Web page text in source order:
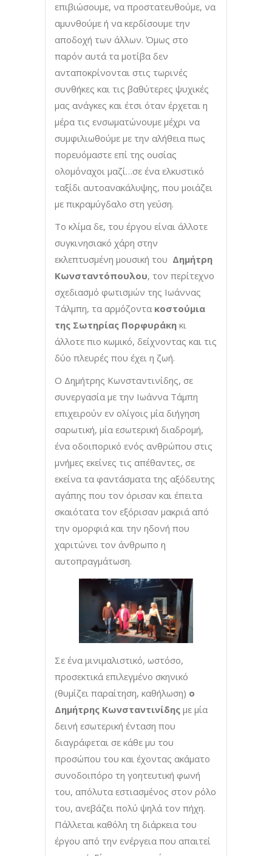
επιβιώσουμε, να προστατευθούμε, να
αμυνθούμε ή να κερδίσουμε την
αποδοχή των άλλων. Όμως στο
παρόν αυτά τα μοτίβα δεν
ανταποκρίνονται στις τωρινές
συνθήκες και τις βαθύτερες ψυχικές
μας ανάγκες και έτσι όταν έρχεται η
μέρα τις ενσωματώνουμε μέχρι να
συμφιλιωθούμε με την αλήθεια πως
πορευόμαστε επί της ουσίας
ολομόναχοι μαζί…σε ένα ελκυστικό
ταξίδι αυτοανακάλυψης, που μοιάζει
με πικραμύγδαλο στη γεύση.
Το κλίμα δε, του έργου είναι άλλοτε
συγκινησιακό χάρη στην
εκλεπτυσμένη μουσική του Δημήτρη
Κωνσταντόπουλου, τον περίτεχνο
σχεδιασμό φωτισμών της Ιωάννας
Τάλμπη, τα αρμόζοντα κοστούμια
της Σωτηρίας Πορφυράκη κι
άλλοτε πιο κωμικό, δείχνοντας και τις
δύο πλευρές που έχει η ζωή.
Ο Δημήτρης Κωνσταντινίδης, σε
συνεργασία με την Ιωάννα Τάμπη
επιχειρούν εν ολίγοις μία διήγηση
σαρωτική, μία εσωτερική διαδρομή,
ένα οδοιπορικό ενός ανθρώπου στις
μνήμες εκείνες τις απέθαντες, σε
εκείνα τα φαντάσματα της αξόδευτης
αγάπης που τον όρισαν και έπειτα
σκαιότατα τον εξόρισαν μακριά από
την ομορφιά και την ηδονή που
χαριτώνει τον άνθρωπο η
αυτοπραγμάτωση.
Σε ένα μινιμαλιστικό, ωστόσο,
προσεκτικά επιλεγμένο σκηνικό
(θυμίζει παραίτηση, καθήλωση) ο
Δημήτρης Κωνσταντινίδης με μία
δεινή εσωτερική ένταση που
διαγράφεται σε κάθε μυ του
προσώπου του και έχοντας ακάματο
συνοδοιπόρο τη γοητευτική φωνή
του, απόλυτα εστιασμένος στον ρόλο
του, ανεβάζει πολύ ψηλά τον πήχη.
Πάλλεται καθόλη τη διάρκεια του
έργου από την ενέργεια που απαιτεί